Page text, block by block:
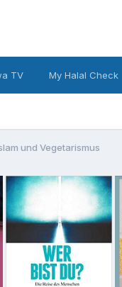
TV My Halal Check
und Vegetarismus